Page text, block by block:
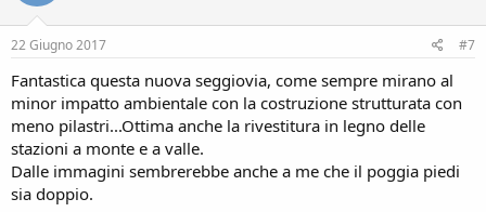
22 Giugno 2017 #7
Fantastica questa nuova seggiovia, come sempre mirano al
minor impatto ambientale con la costruzione strutturata con
meno pilastri...Ottima anche la rivestitura in legno delle
stazioni a monte e a valle.
Dalle immagini sembrerebbe anche a me che il poggia piedi
sia doppio.